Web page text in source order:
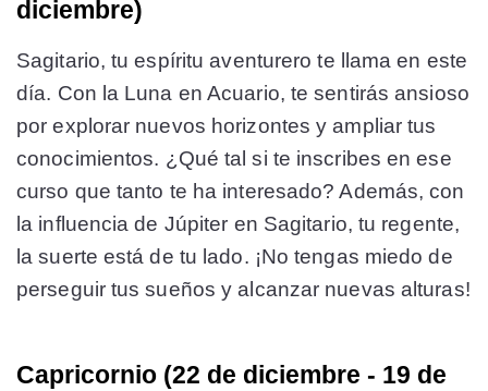
diciembre)
Sagitario, tu espíritu aventurero te llama en este
día. Con la Luna en Acuario, te sentirás ansioso
por explorar nuevos horizontes y ampliar tus
conocimientos. ¿Qué tal si te inscribes en ese
curso que tanto te ha interesado? Además, con
la influencia de Júpiter en Sagitario, tu regente,
la suerte está de tu lado. ¡No tengas miedo de
perseguir tus sueños y alcanzar nuevas alturas!
Capricornio (22 de diciembre - 19 de